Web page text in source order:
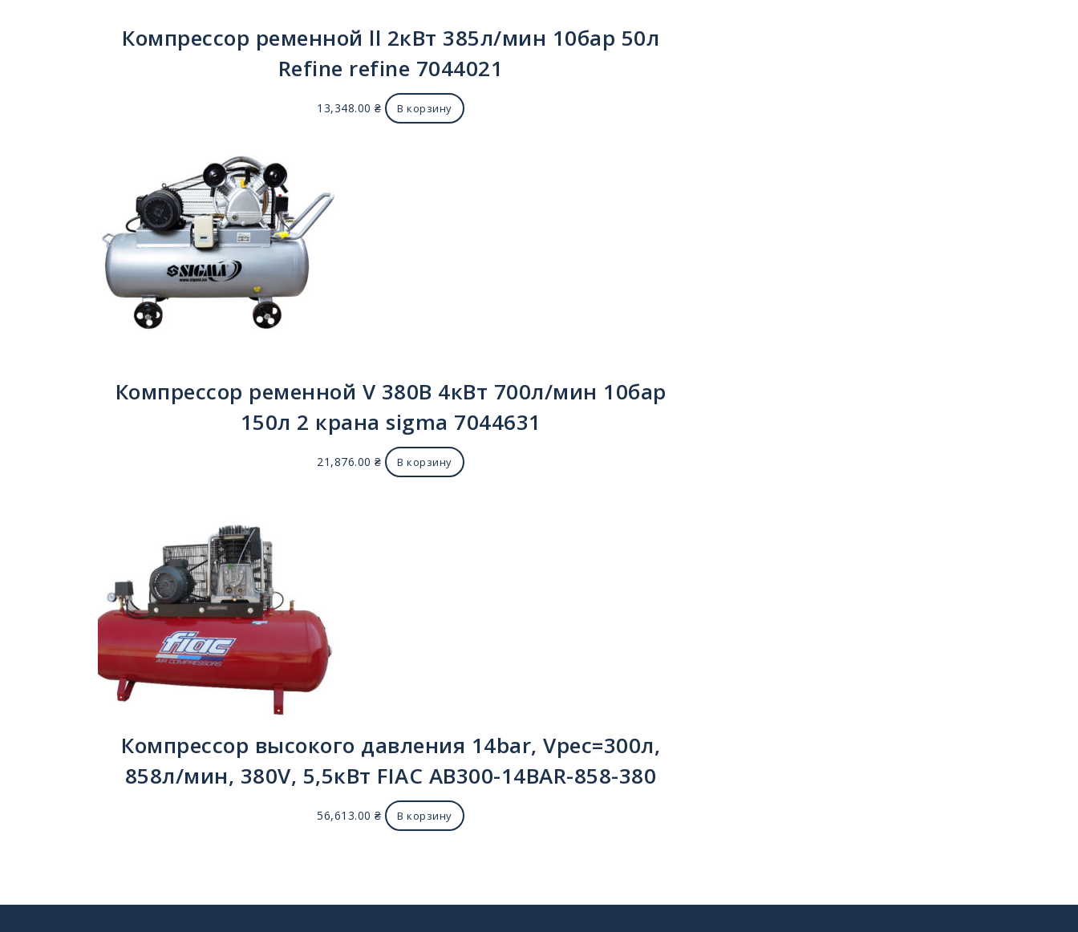
Компрессор ременной ll 2кВт 385л/мин 10бар 50л
Refine refine 7044021
13,348.00₴ В корзину
Компрессор ременной V 380В 4кВт 700л/мин 10бар
150л 2 крана sigma 7044631
21,876.00₴ В корзину
Компрессор высокого давления 14bar, Vрес=300л,
858л/мин, 380V, 5,5кВт FIAC AB300-14BAR-858-380
56,613.00₴ В корзину